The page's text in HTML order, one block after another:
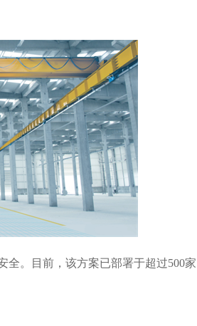
全。目前，该方案已部署于超过500家